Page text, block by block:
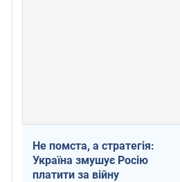
Не помста, а стратегія:
Україна змушує Росію
платити за війну